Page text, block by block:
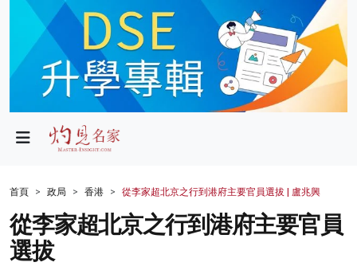
政局
財經
生活
健康
首頁 政局 香港 從李家超北京之行到港府主要官員選拔 | 盧兆興
從李家超北京之行到港府主要官員
選拔